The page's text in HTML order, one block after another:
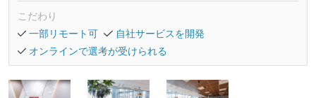
こだわり
一部リモート可
自社サービスを開発
オンラインで選考が受けられる